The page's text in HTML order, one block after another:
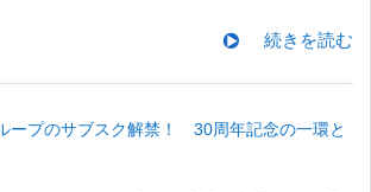
続きを読む
ープのサブスク解禁！ 30周年記念の一環と